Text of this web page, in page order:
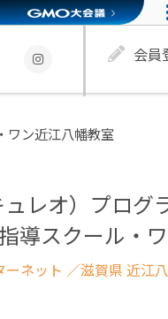
会員
ワン近江八幡教室
ュレオ）プログ
導スクール・
ネット ／滋賀県 近江